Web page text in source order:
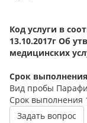
Код услуги в
13.10.2017г Об
медицинских
Срок
Вид пробы
Срок выполнения
Задать вопрос